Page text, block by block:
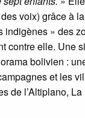
voix) grâce à
indigènes » des
contre elle. Une
bolivien :
et les
de l’Altiplano,